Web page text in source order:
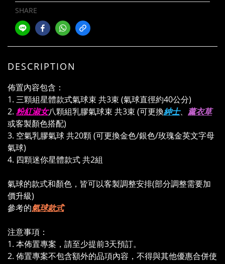
SHARE
DESCRIPTION
佈置內容包含：
1. 三顆組星體款式氣球束 共3束 (氣球直徑約40公分)
2. 粉紅淑⼥八顆組乳膠氣球束 共3束 (可更換紳士、 薰衣草
或客製顏色搭配)
3. 空氣乳膠氣球 共20顆 (可更換金色/銀色/玫瑰金英文字母
氣球)
4. 四顆迷你星體款式 共2組
氣球的款式和顏色，皆可以客製調整安排(部分調整需要加
價升級)
參考的氣球款式
注意事項：
1. 本佈置專案，請至少提前3天預訂。
2. 佈置專案不包含額外的品項內容，不得與其他優惠合併使